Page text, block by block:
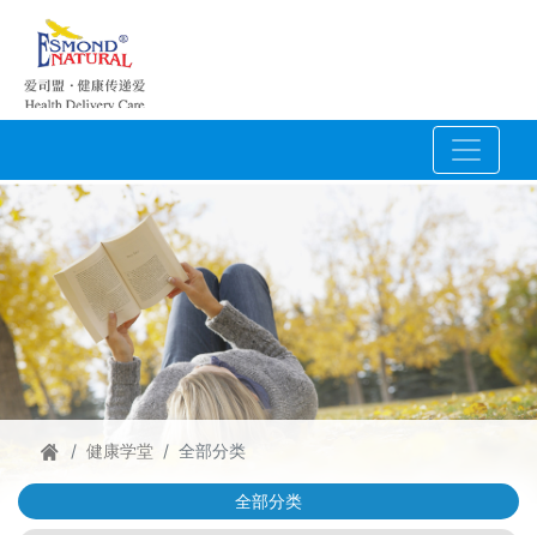
健康学堂 全部分类
全部分类